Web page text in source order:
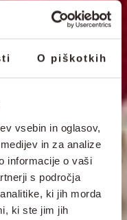
O piškotkih
vsebin in oglasov,
in za analize
informacije o vaši
s področja
ki jih morda
ki ste jim jih